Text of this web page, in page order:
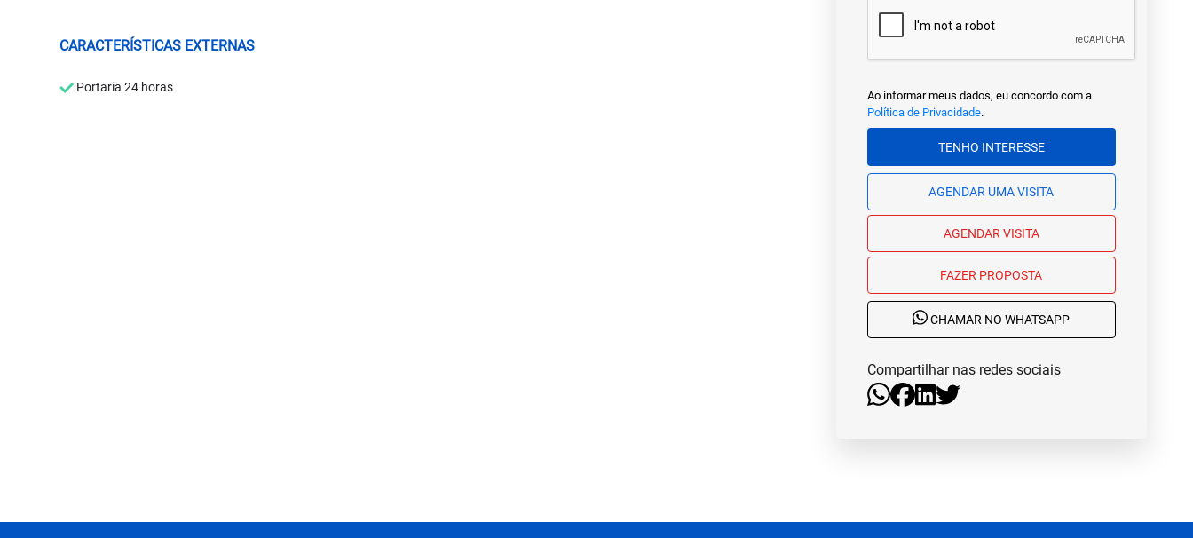
CARACTERÍSTICAS EXTERNAS
Portaria 24 horas
Ao informar meus dados, eu concordo com a
Política de Privacidade.
TENHO INTERESSE
AGENDAR UMA VISITA
AGENDAR VISITA
FAZER PROPOSTA
CHAMAR NO WHATSAPP
Compartilhar nas redes sociais